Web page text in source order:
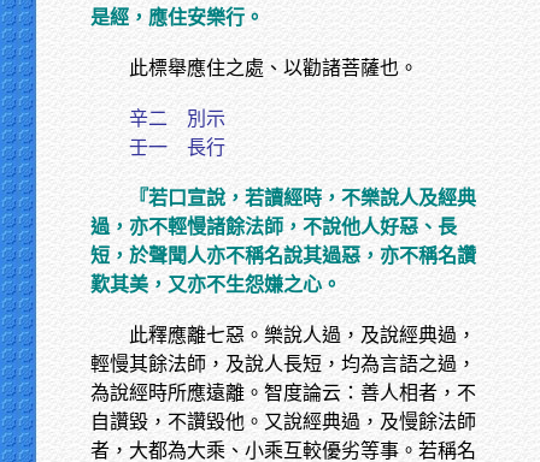
是經，應住安樂行。
此標舉應住之處、以勸諸菩薩也。
辛二 別示
壬一 長行
『若口宣說，若讀經時，不樂說人及經典
過，亦不輕慢諸餘法師，不說他人好惡、長
短，於聲聞人亦不稱名說其過惡，亦不稱名讚
歎其美，又亦不生怨嫌之心。
此釋應離七惡。樂說人過，及說經典過，
輕慢其餘法師，及說人長短，均為言語之過，
為說經時所應遠離。智度論云：善人相者，不
自讚毀，不讚毀他。又說經典過，及慢餘法師
者，大都為大乘、小乘互較優劣等事。若稱名